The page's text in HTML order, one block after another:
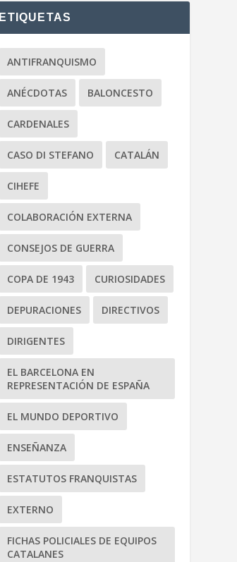
ETIQUETAS
ANTIFRANQUISMO
ANÉCDOTAS BALONCESTO
CARDENALES
CASO DI STEFANO CATALÁN
CIHEFE
COLABORACIÓN EXTERNA
CONSEJOS DE GUERRA
COPA DE 1943 CURIOSIDADES
DEPURACIONES DIRECTIVOS
DIRIGENTES
EL BARCELONA EN
REPRESENTACIÓN DE ESPAÑA
EL MUNDO DEPORTIVO
ENSEÑANZA
ESTATUTOS FRANQUISTAS
EXTERNO
FICHAS POLICIALES DE EQUIPOS
CATALANES